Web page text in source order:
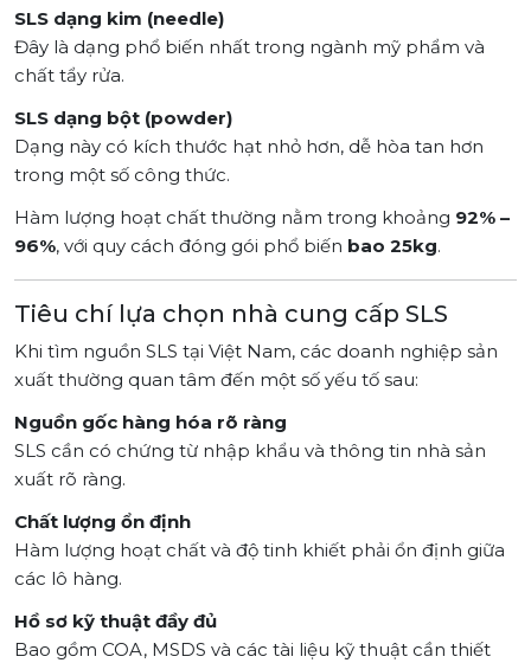
SLS dạng kim (needle)
Đây là dạng phổ biến nhất trong ngành mỹ phẩm và
chất tẩy rửa.
SLS dạng bột (powder)
Dạng này có kích thước hạt nhỏ hơn, dễ hòa tan hơn
trong một số công thức.
Hàm lượng hoạt chất thường nằm trong khoảng 92% –
96%, với quy cách đóng gói phổ biến bao 25kg.
Tiêu chí lựa chọn nhà cung cấp SLS
Khi tìm nguồn SLS tại Việt Nam, các doanh nghiệp sản
xuất thường quan tâm đến một số yếu tố sau:
Nguồn gốc hàng hóa rõ ràng
SLS cần có chứng từ nhập khẩu và thông tin nhà sản
xuất rõ ràng.
Chất lượng ổn định
Hàm lượng hoạt chất và độ tinh khiết phải ổn định giữa
các lô hàng.
Hồ sơ kỹ thuật đầy đủ
Bao gồm COA, MSDS và các tài liệu kỹ thuật cần thiết